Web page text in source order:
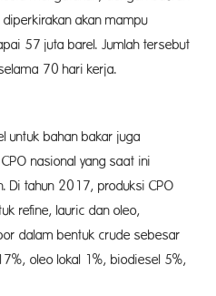
akan mampu
57 juta barel. Jumlah tersebut
70 hari kerja.
untuk bahan bakar juga
nasional yang saat ini
Di tahun 2017, produksi CPO
refine, lauric dan oleo,
dalam bentuk crude sebesar
oleo lokal 1%, biodiesel 5%,